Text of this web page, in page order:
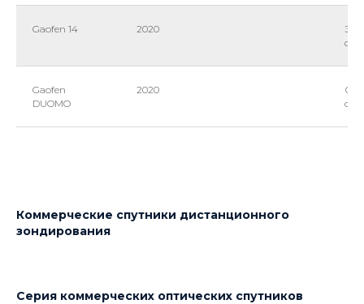
Gaofen 14 2020
Gaofen
DUOMO
2020
Коммерческие спутники дистанционного
зондирования
Серия коммерческих оптических спутников